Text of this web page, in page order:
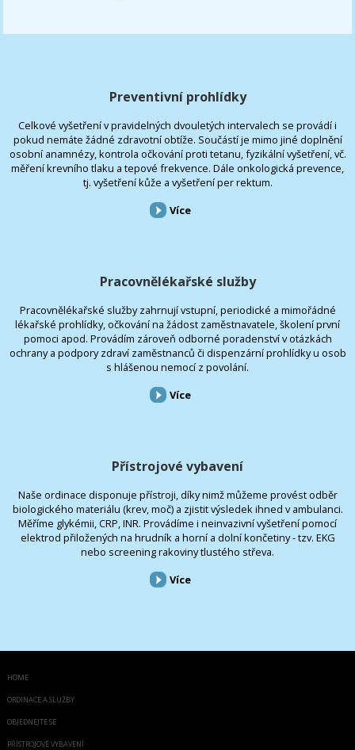
Preventivní prohlídky
Celkové vyšetření v pravidelných dvouletých intervalech se provádí i
pokud nemáte žádné zdravotní obtíže. Součástí je mimo jiné doplnění
osobní anamnézy, kontrola očkování proti tetanu, fyzikální vyšetření, vč.
měření krevního tlaku a tepové frekvence. Dále onkologická prevence,
tj. vyšetření kůže a vyšetření per rektum.
Více
Pracovnělékařské služby
Pracovnělékařské služby zahrnují vstupní, periodické a mimořádné
lékařské prohlídky, očkování na žádost zaměstnavatele, školení první
pomoci apod. Provádím zároveň odborné poradenství v otázkách
ochrany a podpory zdraví zaměstnanců či dispenzární prohlídky u osob
s hlášenou nemocí z povolání.
Více
Přístrojové vybavení
Naše ordinace disponuje přístroji, díky nimž můžeme provést odběr
biologického materiálu (krev, moč) a zjistit výsledek ihned v ambulanci.
Měříme glykémii, CRP, INR. Provádíme i neinvazivní vyšetření pomocí
elektrod přiložených na hrudník a horní a dolní končetiny - tzv. EKG
nebo screening rakoviny tlustého střeva.
Více
HOME
ORDINACE A SLUŽBY
OBJEDNEJTE SE
PŘÍSTROJOVÉ VYBAVENÍ